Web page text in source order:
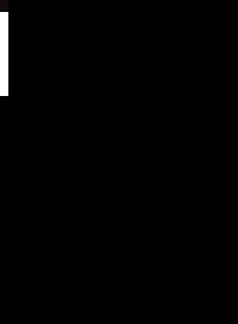
Euphoria